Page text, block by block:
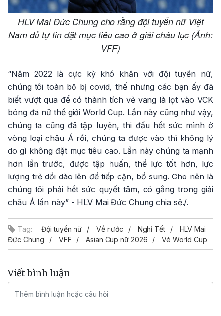
HLV Mai Đức Chung cho rằng đội tuyển nữ Việt
Nam đủ tự tin đặt mục tiêu cao ở giải châu lục (Ảnh:
VFF)
“Năm 2022 là cực kỳ khó khăn với đội tuyển nữ,
chúng tôi toàn bộ bị covid, thế nhưng các bạn ấy đã
biết vượt qua để có thành tích vẻ vang là lọt vào VCK
bóng đá nữ thế giới World Cup. Lần này cũng như vậy,
chúng ta cũng đã tập luyện, thi đấu hết sức mình ở
vòng loại châu Á rồi, chúng ta được vào thì không lý
do gì không đặt mục tiêu cao. Lần này chúng ta mạnh
hơn lần trước, được tập huấn, thể lực tốt hơn, lực
lượng trẻ dồi dào lên để tiếp cận, bổ sung. Cho nên là
chúng tôi phải hết sức quyết tâm, có gắng trong giải
châu Á lần này” - HLV Mai Đức Chung chia sẻ./.
Tag: Đội tuyển nữ Về nước Nghỉ Tết
HLV Mai
Đức Chung
VFF Asian Cup nữ 2026 Vé World Cup
Viết bình luận